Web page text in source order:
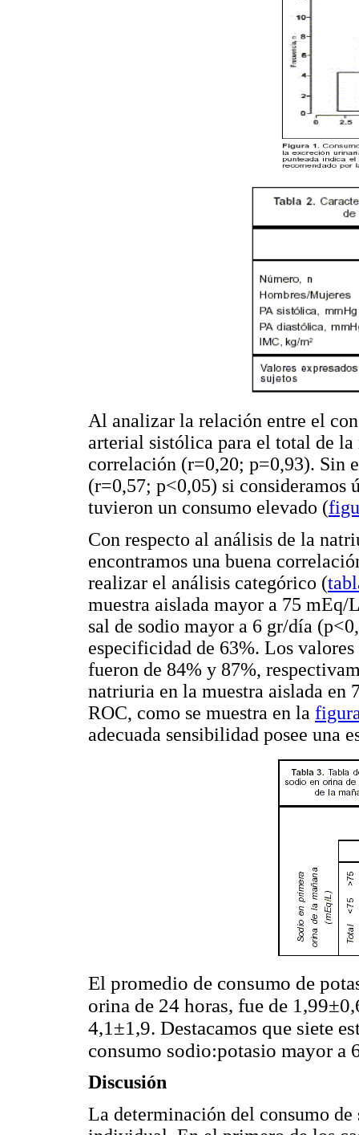
Al analizar la relación entre el
arterial sistólica para el total de la
correlación (r=0,20; p=0,93). Sin
(r=0,57; p<0,05) si consideramos
tuvieron un consumo elevado (
Con respecto al análisis de la
encontramos una buena
realizar el análisis categórico (
muestra aislada mayor a 75 mEq/
sal de sodio mayor a 6 gr/día
especificidad de 63%. Los
fueron de 84% y 87%,
natriuria en la muestra aislada en
ROC, como se muestra en la
adecuada sensibilidad posee una
El promedio de consumo de
orina de 24 horas, fue de
4,1±1,9. Destacamos que siete
consumo sodio:potasio mayor a
Discusión
La determinación del consumo